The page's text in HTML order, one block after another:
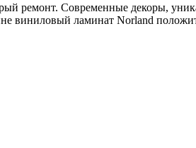
ремонт. Современные декоры,
виниловый ламинат Norland